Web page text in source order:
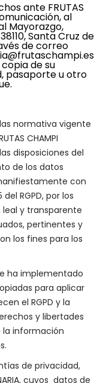
ante FRUTAS
al
Mayorazgo,
Santa Cruz de
de correo
de su
pasaporte u otro
normativa vigente
CHAMPI
disposiciones del
de los datos
con
RGPD, por los
y transparente
pertinentes y
los fines para los
ha implementado
para aplicar
el RGPD y la
y libertades
la información
de privacidad,
cuyos datos de